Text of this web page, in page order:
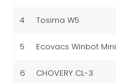
4 Tosima W5
5 Ecovacs Winbot Mini
6 CHOVERY CL-3